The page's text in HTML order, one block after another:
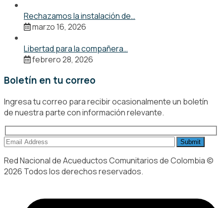
Rechazamos la instalación de…
marzo 16, 2026
Libertad para la compañera…
febrero 28, 2026
Boletín en tu correo
Ingresa tu correo para recibir ocasionalmente un boletín
de nuestra parte con información relevante.
Red Nacional de Acueductos Comunitarios de Colombia ©
2026 Todos los derechos reservados.